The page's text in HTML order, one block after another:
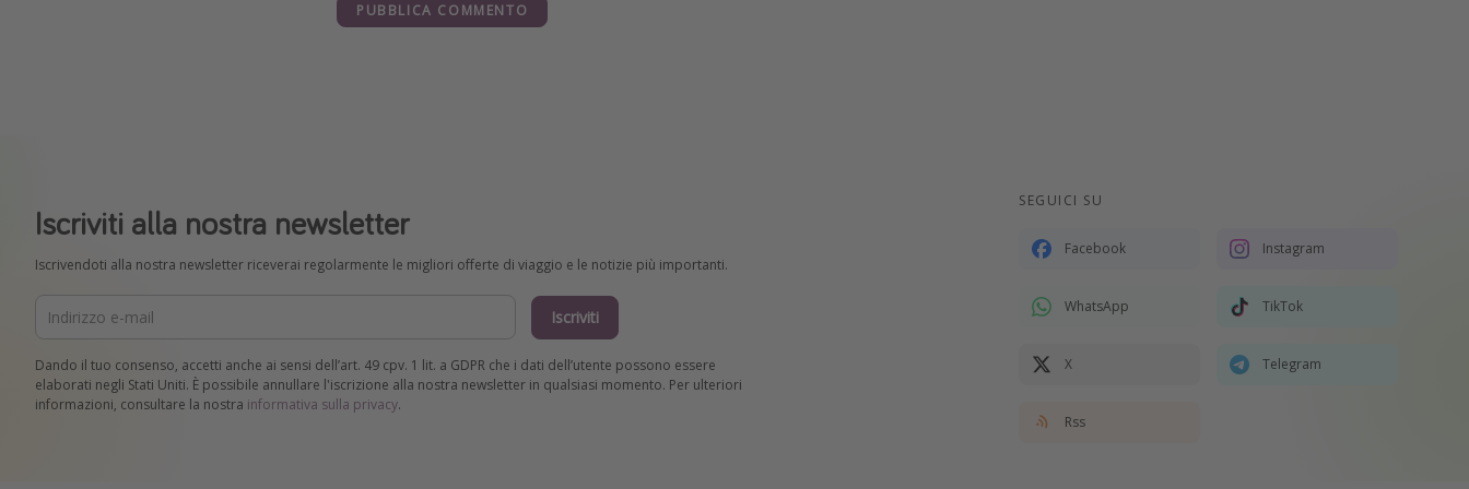
PUBBLICA COMMENTO
Iscriviti alla nostra newsletter
Iscrivendoti alla nostra newsletter riceverai regolarmente le migliori offerte di viaggio e le notizie più importanti.
Iscriviti
Dando il tuo consenso, accetti anche ai sensi dell’art. 49 cpv. 1 lit. a GDPR che i dati dell’utente possono essere
elaborati negli Stati Uniti. È possibile annullare l'iscrizione alla nostra newsletter in qualsiasi momento. Per ulteriori
informazioni, consultare la nostra informativa sulla privacy.
SEGUICI SU
Facebook Instagram
WhatsApp TikTok
X Telegram
Rss